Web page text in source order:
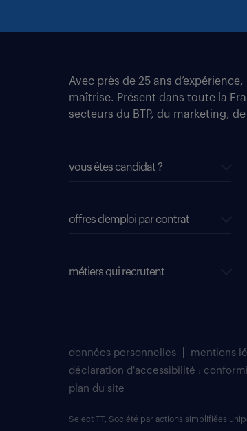
Avec près de 25 ans
maîtrise. Présent dans toute la
secteurs du BTP, du marketing,
vous êtes candidat ?
offres d'emploi par contrat
métiers qui recrutent
données personnelles mentions
déclaration d'accessibilité :
plan du site
Select TT, Société par actions simplifiées